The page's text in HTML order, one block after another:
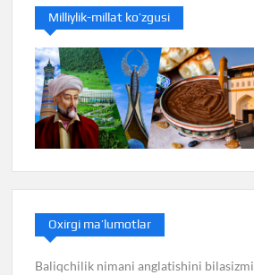
Milliylik-millat ko’zgusi
Oxirgi ma’lumotlar
Baliqchilik nimani anglatishini bilasizmi